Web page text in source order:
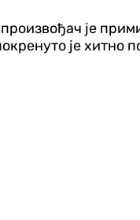
је
је хитно